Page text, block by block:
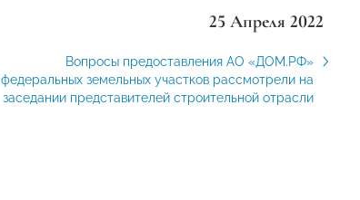
25 Апреля 2022
Вопросы предоставления АО «ДОМ.РФ»
федеральных земельных участков рассмотрели на
заседании представителей строительной отрасли